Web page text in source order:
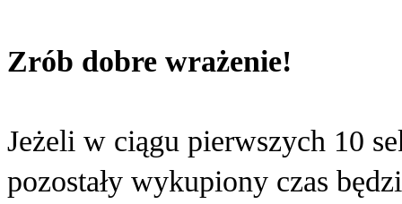
Zrób dobre wrażenie!
Jeżeli w ciągu pierwszych 10
pozostały wykupiony czas